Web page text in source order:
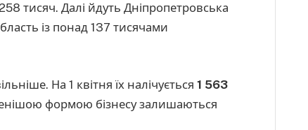
тисяч. Далі йдуть Дніпропетровська
із понад 137 тисячами
На 1 квітня їх налічується 1 563
формою бізнесу залишаються